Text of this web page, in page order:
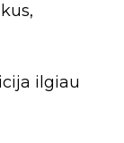
ilgiau